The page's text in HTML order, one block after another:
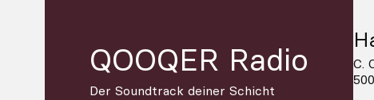
QOOQER Radio
Der Soundtrack deiner Schicht
C.